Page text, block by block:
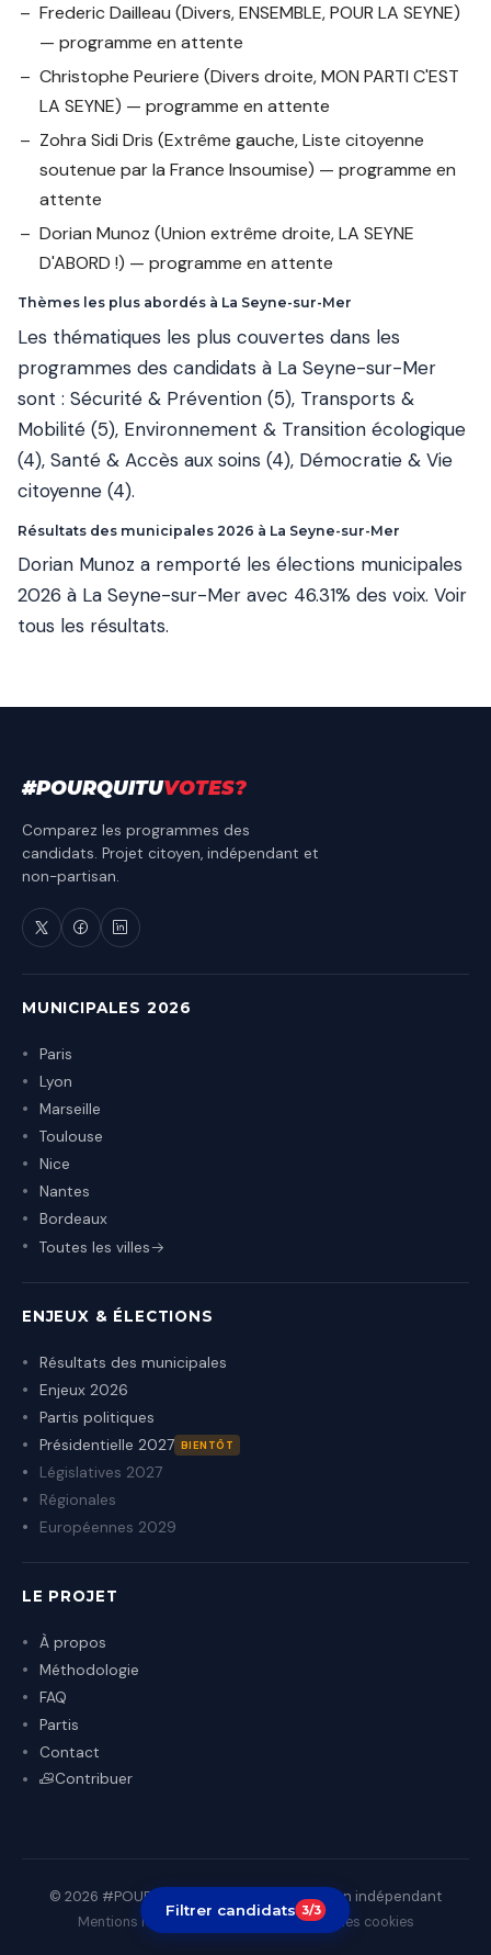
Frederic Dailleau (Divers, ENSEMBLE, POUR LA SEYNE)
— programme en attente
Christophe Peuriere (Divers droite, MON PARTI C'EST
LA SEYNE) — programme en attente
Zohra Sidi Dris (Extrême gauche, Liste citoyenne
soutenue par la France Insoumise) — programme en
attente
Dorian Munoz (Union extrême droite, LA SEYNE
D'ABORD !) — programme en attente
Thèmes les plus abordés à La Seyne-sur-Mer
Les thématiques les plus couvertes dans les
programmes des candidats à La Seyne-sur-Mer
sont : Sécurité & Prévention (5), Transports &
Mobilité (5), Environnement & Transition écologique
(4), Santé & Accès aux soins (4), Démocratie & Vie
citoyenne (4).
Résultats des municipales 2026 à La Seyne-sur-Mer
Dorian Munoz a remporté les élections municipales
2026 à La Seyne-sur-Mer avec 46.31% des voix. Voir
tous les résultats.
#POURQUITUVOTES?
Comparez les programmes des
candidats. Projet citoyen, indépendant et
non-partisan.
MUNICIPALES 2026
Paris
Lyon
Marseille
Toulouse
Nice
Nantes
Bordeaux
Toutes les villes
ENJEUX & ÉLECTIONS
Résultats des municipales
Enjeux 2026
Partis politiques
Présidentielle 2027 BIENTÔT
Législatives 2027
Régionales
Européennes 2029
LE PROJET
À propos
Méthodologie
FAQ
Partis
Contact
Contribuer
© 2026 #POURQUITUVOTES — Projet citoyen indépendant
Mentions légales Gestion des cookies
Filtrer candidats 3/3